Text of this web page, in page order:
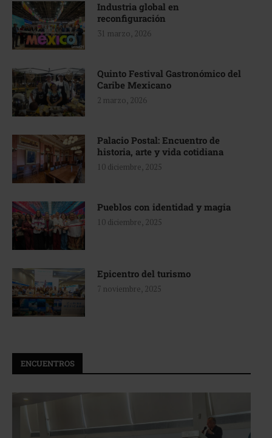
Industria global en
reconfiguración
31 marzo, 2026
Quinto Festival Gastronómico del
Caribe Mexicano
2 marzo, 2026
Palacio Postal: Encuentro de
historia, arte y vida cotidiana
10 diciembre, 2025
Pueblos con identidad y magia
10 diciembre, 2025
Epicentro del turismo
7 noviembre, 2025
ENCUENTROS